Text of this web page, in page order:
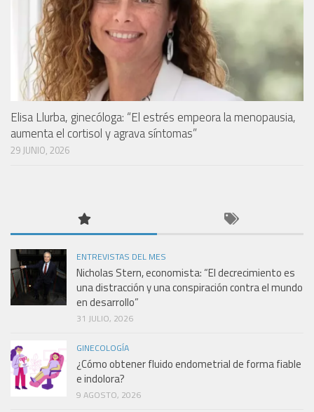
Elisa Llurba, ginecóloga: “El estrés empeora la menopausia,
aumenta el cortisol y agrava síntomas”
29 JUNIO, 2026
ENTREVISTAS DEL MES
Nicholas Stern, economista: “El decrecimiento es
una distracción y una conspiración contra el mundo
en desarrollo”
31 JULIO, 2026
GINECOLOGÍA
¿Cómo obtener fluido endometrial de forma fiable
e indolora?
9 AGOSTO, 2026